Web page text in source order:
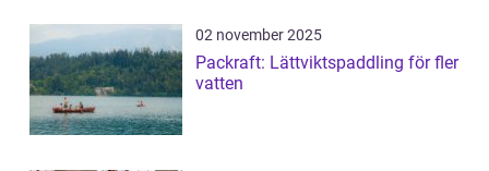
02 november 2025
Packraft: Lättviktspaddling för fler
vatten